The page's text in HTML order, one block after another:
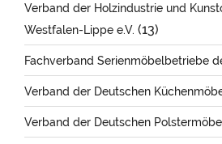
Verband der Holzindustrie und
Westfalen-Lippe e.V. (13)
Fachverband Serienmöbelbetriebe
Verband der Deutschen
Verband der Deutschen